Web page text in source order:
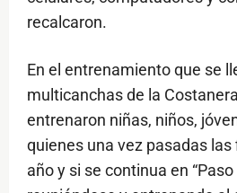
recalcaron.
En el entrenamiento que se
multicanchas de la
entrenaron niñas, niños,
quienes una vez pasadas
año y si se continua en